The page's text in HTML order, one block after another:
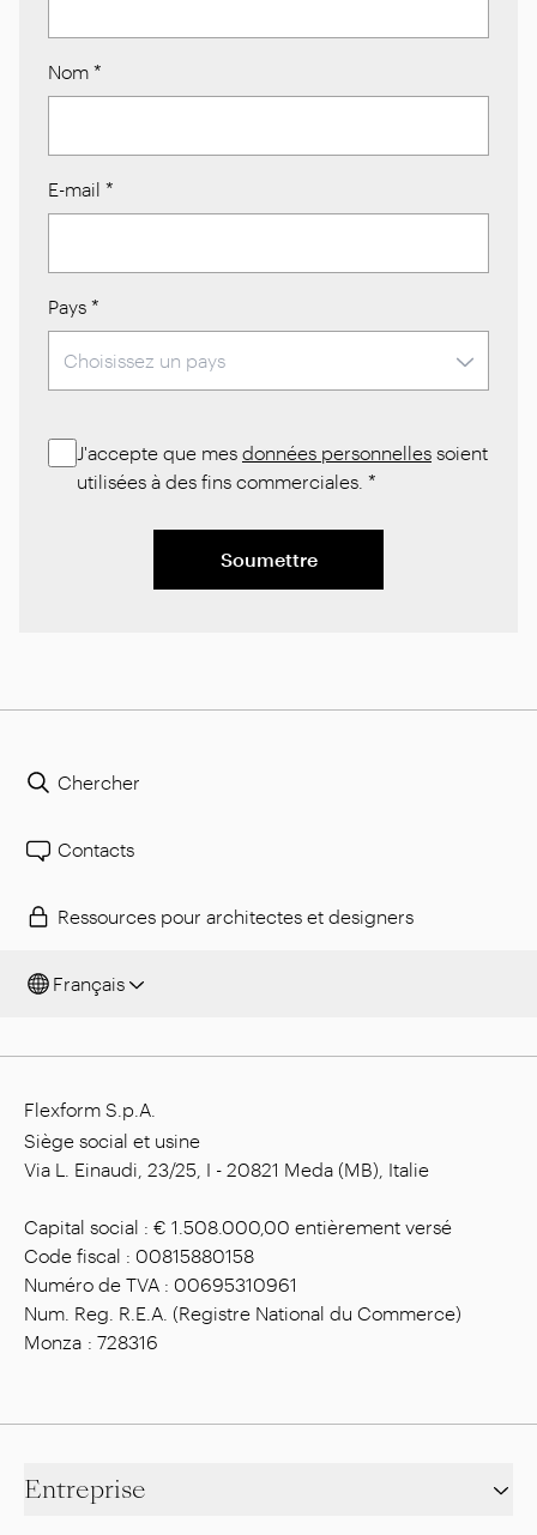
Nom *
E-mail *
Pays *
J'accepte que mes données personnelles soient
utilisées à des fins commerciales. *
Soumettre
Chercher
Contacts
Ressources pour architectes et designers
Français
Flexform S.p.A.
Siège social et usine
Via L. Einaudi, 23/25, I - 20821 Meda (MB), Italie
Capital social : € 1.508.000,00 entièrement versé
Code fiscal : 00815880158
Numéro de TVA : 00695310961
Num. Reg. R.E.A. (Registre National du Commerce)
Monza : 728316
Entreprise